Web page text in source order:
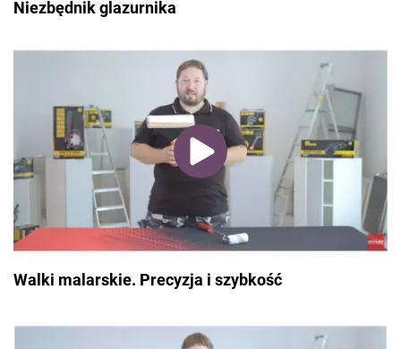
Niezbędnik glazurnika
Walki malarskie. Precyzja i szybkość